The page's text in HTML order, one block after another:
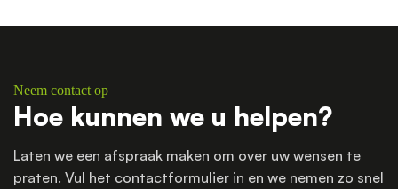
Neem contact op
Hoe kunnen we u helpen?
Laten we een afspraak maken om over uw wensen te
praten. Vul het contactformulier in en we nemen zo snel